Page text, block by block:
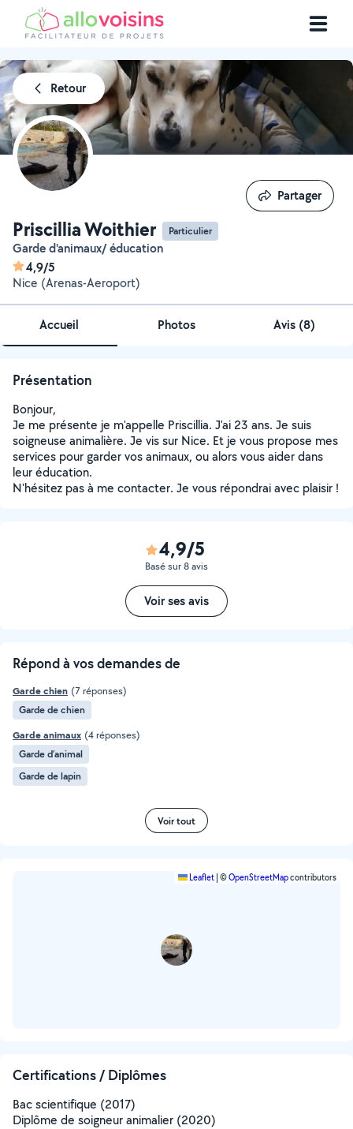
Retour
Priscillia Woithier Particulier
Garde d'animaux/ éducation
4,9/5
Nice (Arenas-Aeroport)
Partager
Partager
Accueil Photos Avis (8)
Présentation
Bonjour,
Je me présente je m'appelle Priscillia. J'ai 23 ans. Je suis
soigneuse animalière. Je vis sur Nice. Et je vous propose mes
services pour garder vos animaux, ou alors vous aider dans
leur éducation.
N'hésitez pas à me contacter. Je vous répondrai avec plaisir !
4,9/5
Basé sur 8 avis
Voir ses avis
Répond à vos demandes de
Garde chien (7 réponses)
Garde de chien
Garde animaux (4 réponses)
Garde d’animal
Garde de lapin
Voir tout
Leaflet ©OpenStreetMapcontributors
Certifications / Diplômes
Bac scientifique (2017)
Diplôme de soigneur animalier (2020)